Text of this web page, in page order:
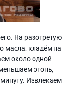
На разогретую
масла, кладём на
около одной
огонь,
Извлекаем